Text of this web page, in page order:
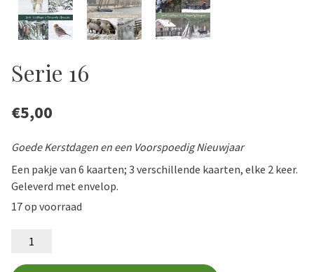
Serie 16
€5,00
Goede Kerstdagen en een Voorspoedig Nieuwjaar
Een pakje van 6 kaarten; 3 verschillende kaarten, elke 2 keer.
Geleverd met envelop.
17 op voorraad
Serie